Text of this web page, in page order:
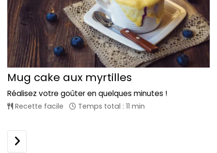
Mug cake aux myrtilles
Réalisez votre goûter en quelques minutes !
Recette facile Temps total : 11 min